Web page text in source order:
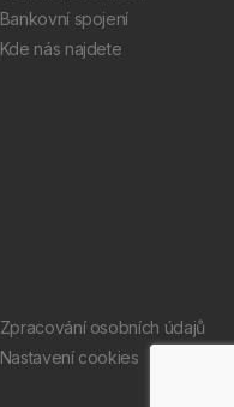
Bankovní spojení
Kde nás najdete
Zpracování osobních údajů
Nastavení cookies